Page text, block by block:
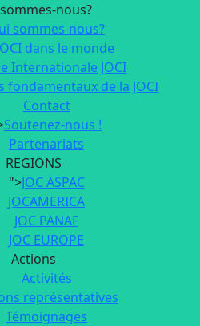
nous?
sommes-nous?
dans le monde
Internationale JOCI
fondamentaux de la JOCI
Contact
Soutenez-nous !
Partenariats
REGIONS
">JOC ASPAC
JOCAMERICA
JOC PANAF
JOC EUROPE
Actions
Activités
représentatives
Témoignages